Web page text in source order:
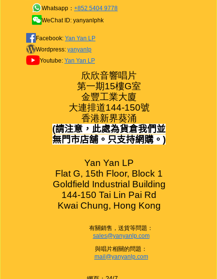
Whatsapp： +852 5404 9778
WeChat ID: yanyanlphk
Facebook: Yan Yan LP
Wordpress: yanyanlp
Youtube: Yan Yan LP
欣欣音響唱片
第一期15樓G室
金豐工業大廈
大連排道144-150號
香港新界葵涌
(請注意，此處為貨倉我們並
無門市店舖。只支持網購。 )
Yan Yan LP
Flat G, 15th Floor, Block 1
Goldfield Industrial Building
144-150 Tai Lin Pai Rd
Kwai Chung, Hong Kong
有關銷售，送貨等問題：
sales@yanyanlp.com
與唱片相關的問題：
mail@yanyanlp.com